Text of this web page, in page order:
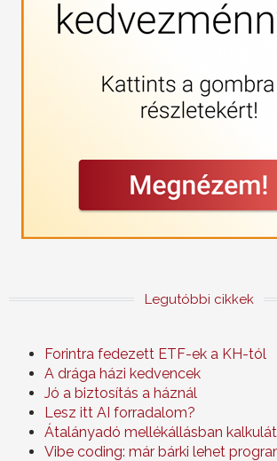
Legutóbbi cikkek
Forintra fedezett ETF-ek a KH-tól
A drága házi kedvencek
Jó a biztosítás a háznál
Lesz itt AI forradalom?
Átalányadó mellékállásban
Vibe coding: már bárki lehet